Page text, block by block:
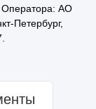
Оператора: АО
Петербург,